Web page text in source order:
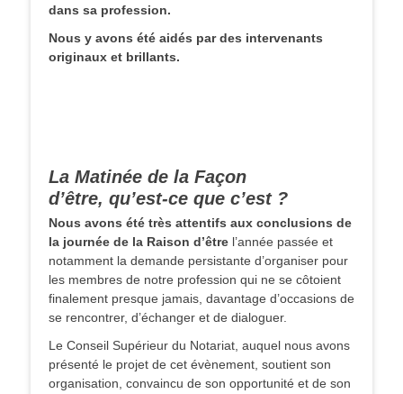
dans sa profession.
Nous y avons été aidés par des intervenants
originaux et brillants.
La Matinée de la Façon
d’être, qu’est-ce que c’est ?
Nous avons été très attentifs aux conclusions de
la journée de la Raison d’être l’année passée et
notamment la demande persistante d’organiser pour
les membres de notre profession qui ne se côtoient
finalement presque jamais, davantage d’occasions de
se rencontrer, d’échanger et de dialoguer.
Le Conseil Supérieur du Notariat, auquel nous avons
présenté le projet de cet évènement, soutient son
organisation, convaincu de son opportunité et de son